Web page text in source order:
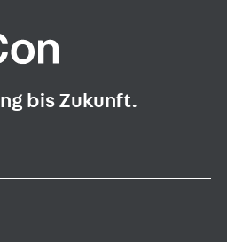
bis Zukunft.